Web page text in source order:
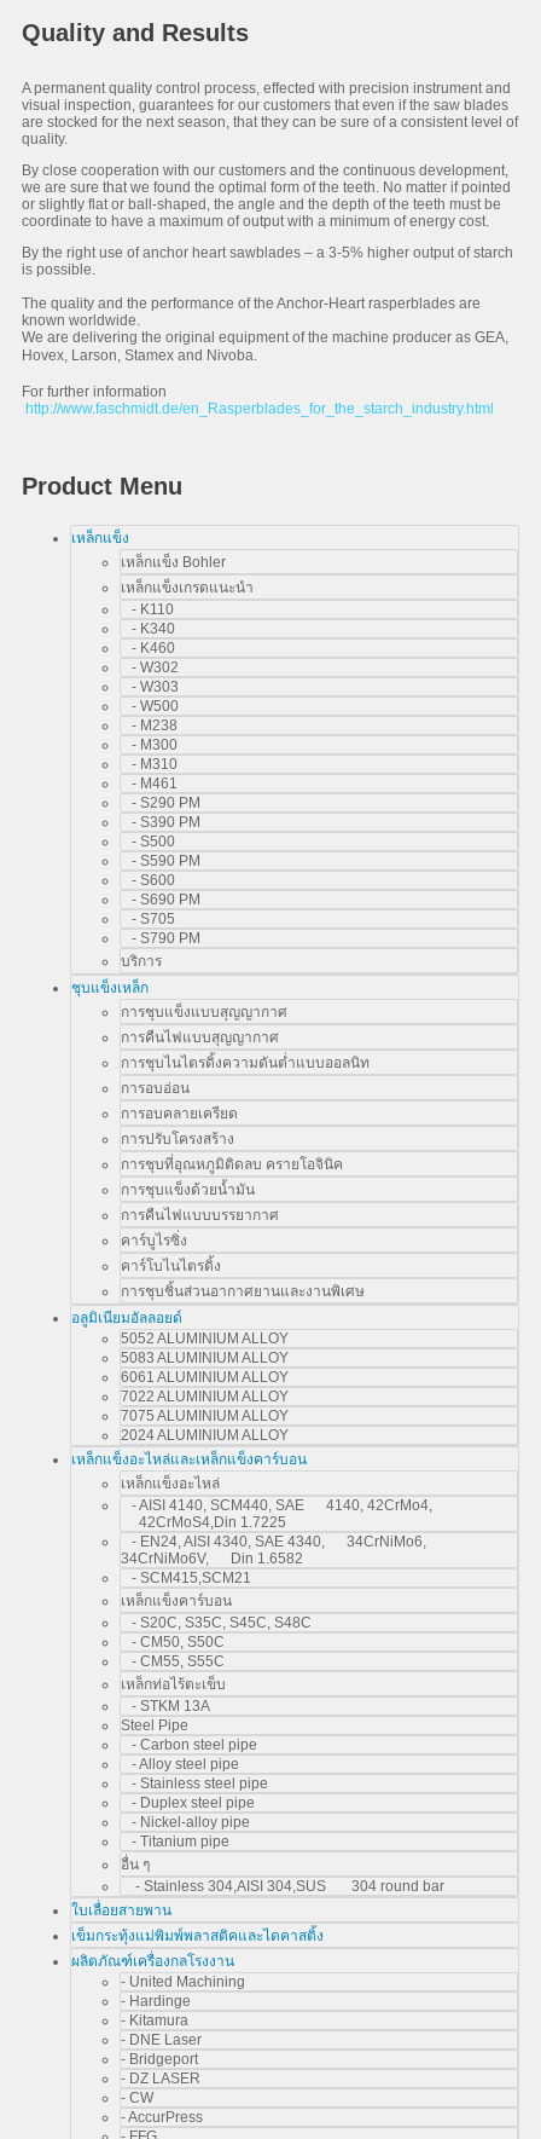
Quality and Results
A permanent quality control process, effected with precision instrument and
visual inspection, guarantees for our customers that even if the saw blades
are stocked for the next season, that they can be sure of a consistent level of
quality.
By close cooperation with our customers and the continuous development,
we are sure that we found the optimal form of the teeth. No matter if pointed
or slightly flat or ball-shaped, the angle and the depth of the teeth must be
coordinate to have a maximum of output with a minimum of energy cost.
By the right use of anchor heart sawblades – a 3-5% higher output of starch
is possible.
The quality and the performance of the Anchor-Heart rasperblades are
known worldwide.
We are delivering the original equipment of the machine producer as GEA,
Hovex, Larson, Stamex and Nivoba.
For further information
http://www.faschmidt.de/en_Rasperblades_for_the_starch_industry.html
Product Menu
เหล็กแข็ง
เหล็กแข็ง Bohler
เหล็กแข็งเกรดแนะนำ
- K110
- K340
- K460
- W302
- W303
- W500
- M238
- M300
- M310
- M461
- S290 PM
- S390 PM
- S500
- S590 PM
- S600
- S690 PM
- S705
- S790 PM
บริการ
ชุบแข็งเหล็ก
การชุบแข็งแบบสุญญากาศ
การคืนไฟแบบสุญญากาศ
การชุบไนไตรดิ้งความดันต่ำแบบออลนิท
การอบอ่อน
การอบคลายเครียด
การปรับโครงสร้าง
การชุบที่อุณหภูมิติดลบ ครายโอจินิค
การชุบแข็งด้วยน้ำมัน
การคืนไฟแบบบรรยากาศ
คาร์บูไรซิ่ง
คาร์โบไนไตรดิ้ง
การชุบชิ้นส่วนอากาศยานและงานพิเศษ
อลูมิเนียมอัลลอยด์
5052 ALUMINIUM ALLOY
5083 ALUMINIUM ALLOY
6061 ALUMINIUM ALLOY
7022 ALUMINIUM ALLOY
7075 ALUMINIUM ALLOY
2024 ALUMINIUM ALLOY
เหล็กแข็งอะไหล่และเหล็กแข็งคาร์บอน
เหล็กแข็งอะไหล่
- AISI 4140, SCM440, SAE 4140, 42CrMo4,
42CrMoS4,Din 1.7225
- EN24, AISI 4340, SAE 4340, 34CrNiMo6,
34CrNiMo6V, Din 1.6582
- SCM415,SCM21
เหล็กแข็งคาร์บอน
- S20C, S35C, S45C, S48C
- CM50, S50C
- CM55, S55C
เหล็กท่อไร้ตะเข็บ
- STKM 13A
Steel Pipe
- Carbon steel pipe
- Alloy steel pipe
- Stainless steel pipe
- Duplex steel pipe
- Nickel-alloy pipe
- Titanium pipe
อื่น ๆ
- Stainless 304,AISI 304,SUS 304 round bar
ใบเลื่อยสายพาน
เข็มกระทุ้งแม่พิมพ์พลาสติคและไดคาสติ้ง
ผลิตภัณฑ์เครื่องกลโรงงาน
- United Machining
- Hardinge
- Kitamura
- DNE Laser
- Bridgeport
- DZ LASER
- CW
- AccurPress